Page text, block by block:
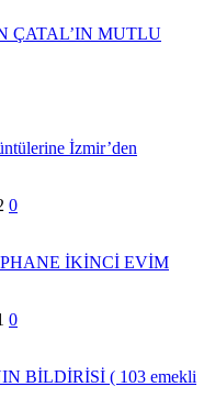
ÇATAL’IN MUTLU
İzmir’den
0
İKİNCİ EVİM
0
BİLDİRİSİ ( 103 emekli